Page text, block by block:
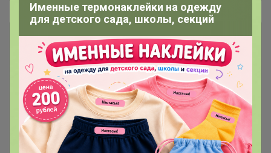
Описание
Условия участия
Ключевые даты
История проведённых выкупов
Именные термонаклейки на одежду
для детского сада, школы, секций